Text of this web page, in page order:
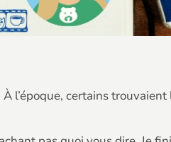
l’époque, certains